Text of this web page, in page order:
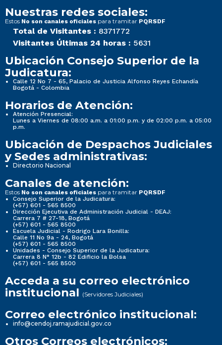
Nuestras redes sociales:
Estos No son canales oficiales para tramitar PQRSDF
Total de Visitantes : 8371772
Visitantes Últimas 24 horas : 5631
Ubicación Consejo Superior de la
Judicatura:
Calle 12 No 7 - 65, Palacio de Justicia Alfonso Reyes Echandía
Bogotá - Colombia
Horarios de Atención:
Atención Presencial:
Lunes a Viernes de 08:00 a.m. a 01:00 p.m. y de 02:00 p.m. a 05:00
p.m.
Ubicación de Despachos Judiciales
y Sedes administrativas:
Directorio Nacional
Canales de atención:
Estos No son canales oficiales para tramitar PQRSDF
Consejo Superior de la Judicatura:
(+57) 601 - 565 8500
Dirección Ejecutiva de Administración Judicial - DEAJ:
Carrera 7 # 27-18, Bogotá
(+57) 601 - 565 8500
Escuela Judicial - Rodrigo Lara Bonilla:
Calle 11 No 9a - 24, Bogotá
(+57) 601 - 565 8500
Unidades - Consejo Superior de la Judicatura:
Carrera 8 N° 12b - 82 Edificio la Bolsa
(+57) 601 - 565 8500
Acceda a su correo electrónico
institucional (Servidores Judiciales)
Correo electrónico institucional:
info@cendoj.ramajudicial.gov.co
Otros Correos electrónicos: